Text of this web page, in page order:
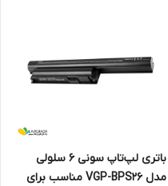
باتری لپ‌تاپ سونی 6 سلولی
مدل VGP-BPS26 مناسب برای